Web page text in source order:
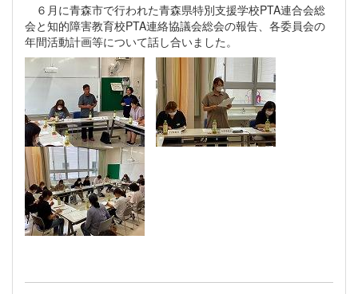
６月に青森市で行われた青森県特別支援学校PTA連合会総
会と知的障害教育校PTA連絡協議会総会の報告、各委員会の
年間活動計画等について話し合いました。